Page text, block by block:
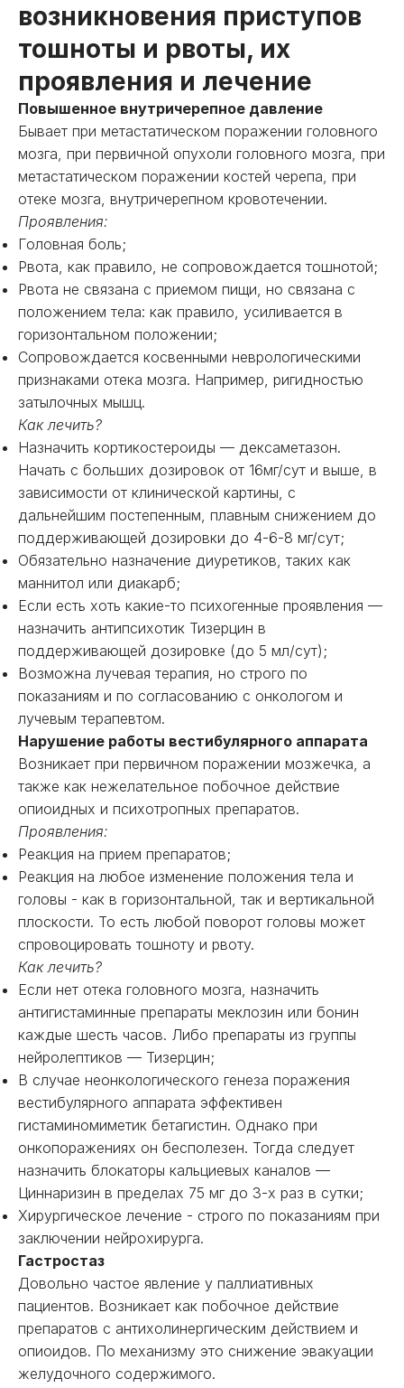
возникновения приступов
тошноты и рвоты, их
проявления и лечение
Повышенное внутричерепное давление
Бывает при метастатическом поражении головного
мозга, при первичной опухоли головного мозга, при
метастатическом поражении костей черепа, при
отеке мозга, внутричерепном кровотечении.
Проявления:
Головная боль;
Рвота, как правило, не сопровождается тошнотой;
Рвота не связана с приемом пищи, но связана с
положением тела: как правило, усиливается в
горизонтальном положении;
Сопровождается косвенными неврологическими
признаками отека мозга. Например, ригидностью
затылочных мышц.
Как лечить?
Назначить кортикостероиды — дексаметазон.
Начать с больших дозировок от 16мг/сут и выше, в
зависимости от клинической картины, с
дальнейшим постепенным, плавным снижением до
поддерживающей дозировки до 4-6-8 мг/сут;
Обязательно назначение диуретиков, таких как
маннитол или диакарб;
Если есть хоть какие-то психогенные проявления —
назначить антипсихотик Тизерцин в
поддерживающей дозировке (до 5 мл/сут);
Возможна лучевая терапия, но строго по
показаниям и по согласованию с онкологом и
лучевым терапевтом.
Нарушение работы вестибулярного аппарата
Возникает при первичном поражении мозжечка, а
также как нежелательное побочное действие
опиоидных и психотропных препаратов.
Проявления:
Реакция на прием препаратов;
Реакция на любое изменение положения тела и
головы - как в горизонтальной, так и вертикальной
плоскости. То есть любой поворот головы может
спровоцировать тошноту и рвоту.
Как лечить?
Если нет отека головного мозга, назначить
антигистаминные препараты меклозин или бонин
каждые шесть часов. Либо препараты из группы
нейролептиков — Тизерцин;
В случае неонкологического генеза поражения
вестибулярного аппарата эффективен
гистаминомиметик бетагистин. Однако при
онкопоражениях он бесполезен. Тогда следует
назначить блокаторы кальциевых каналов —
Циннаризин в пределах 75 мг до 3-х раз в сутки;
Хирургическое лечение - строго по показаниям при
заключении нейрохирурга.
Гастростаз
Довольно частое явление у паллиативных
пациентов. Возникает как побочное действие
препаратов с антихолинергическим действием и
опиоидов. По механизму это снижение эвакуации
желудочного содержимого.